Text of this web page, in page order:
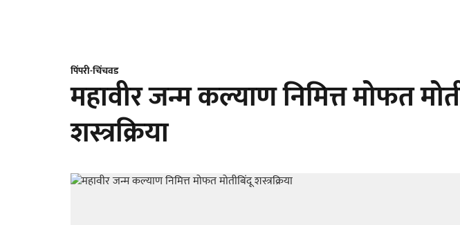
पिंपरी-चिंचवड
महावीर जन्म कल्याण निमित्त मोफत
शस्त्रक्रिया